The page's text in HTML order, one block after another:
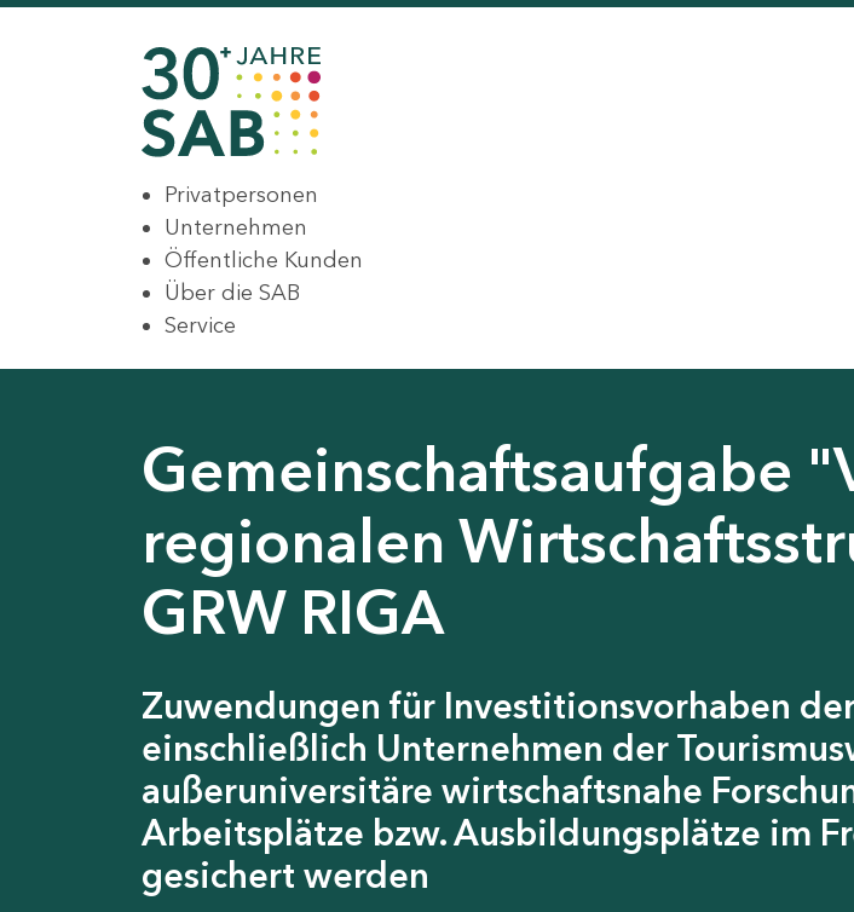
Privatpersonen
Unternehmen
Öffentliche Kunden
Über die SAB
Service
Gemeinschaftsaufgabe
regionalen
GRW RIGA
Zuwendungen für Investitionsvorhaben
einschließlich Unternehmen der
außeruniversitäre wirtschaftsnahe
Arbeitsplätze bzw. Ausbildungsplätze im
gesichert werden